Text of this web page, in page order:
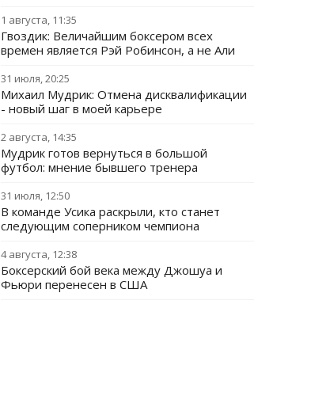
1 августа, 11:35
Гвоздик: Величайшим боксером всех
времен является Рэй Робинсон, а не Али
31 июля, 20:25
Михаил Мудрик: Отмена дисквалификации
- новый шаг в моей карьере
2 августа, 14:35
Мудрик готов вернуться в большой
футбол: мнение бывшего тренера
31 июля, 12:50
В команде Усика раскрыли, кто станет
следующим соперником чемпиона
4 августа, 12:38
Боксерский бой века между Джошуа и
Фьюри перенесен в США